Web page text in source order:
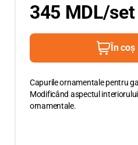
345 MDL/set
În coș
Capurile ornamentale pentru
Modificând aspectul
ornamentale.